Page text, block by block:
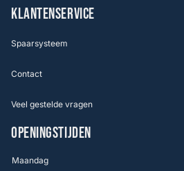
KLANTENSERVICE
Spaarsysteem
Contact
Veel gestelde vragen
OPENINGSTIJDEN
Maandag